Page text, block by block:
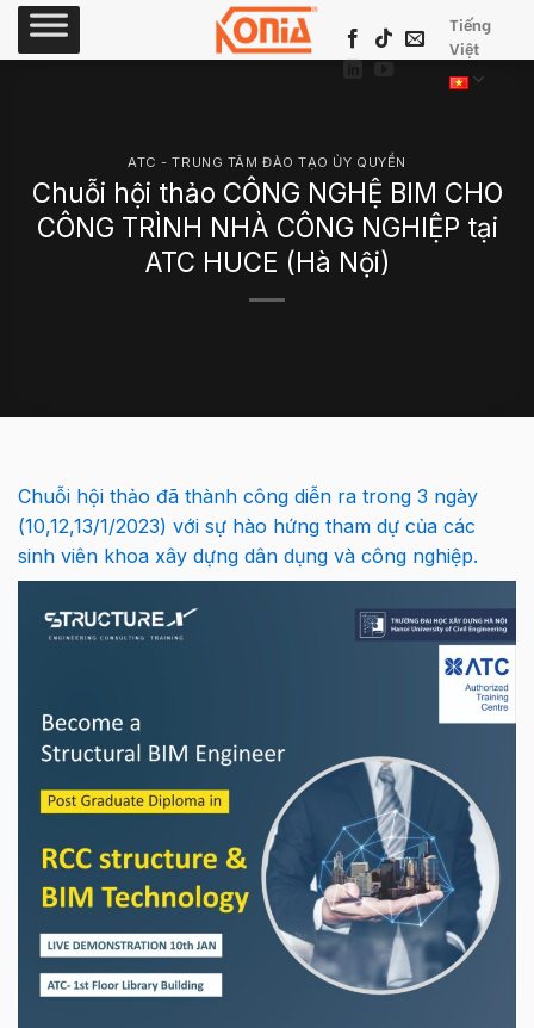
Skip
Tiếng
Việt
ATC - TRUNG TÂM ĐÀO TẠO ỦY QUYỀN
Chuỗi hội thảo CÔNG NGHỆ BIM CHO
CÔNG TRÌNH NHÀ CÔNG NGHIỆP tại
ATC HUCE (Hà Nội)
Chuỗi hội thảo đã thành công diễn ra trong 3 ngày
(10,12,13/1/2023) với sự hào hứng tham dự của các
sinh viên khoa xây dựng dân dụng và công nghiệp.